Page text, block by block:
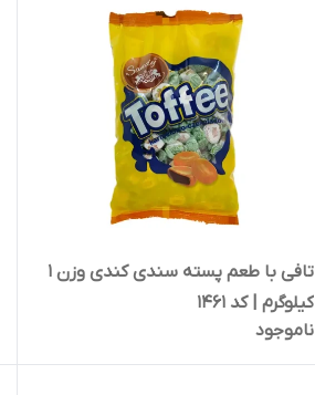
تافی با طعم پسته سندی کندی وزن 1
کیلوگرم | کد 1461
ناموجود